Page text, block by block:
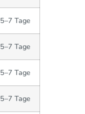
5–7 Tage
5–7 Tage
5–7 Tage
5–7 Tage